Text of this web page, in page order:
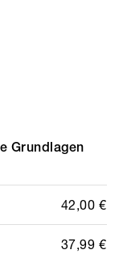
Grundlagen
42,00 €
37,99 €